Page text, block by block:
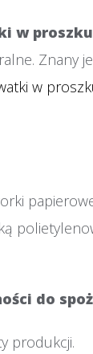
w proszku
Znany
w
do
produkcji.